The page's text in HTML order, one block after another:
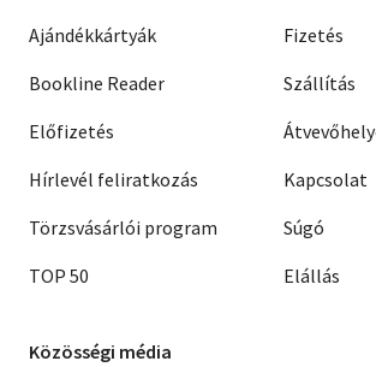
Ajándékkártyák
Bookline Reader
Előfizetés
Hírlevél feliratkozás
Törzsvásárlói program
TOP 50
Fizetés
Szállítás
Kapcsolat
Súgó
Elállás
Közösségi média